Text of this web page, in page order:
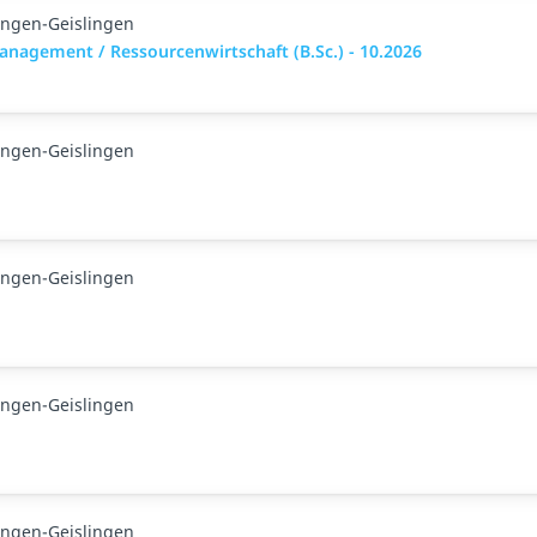
Geislingen
/ Ressourcenwirtschaft (B.Sc.) - 10.2026
Geislingen
Geislingen
Geislingen
Geislingen